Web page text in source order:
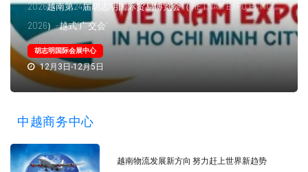
2026越南第24届胡志明国际贸易博览会（VIETNAM EXPO HCMC
2026）-越式“广交会”
胡志明国际会展中心
12月3日-12月5日
中越商务中心
越南物流发展新方向 努力赶上世界新趋势